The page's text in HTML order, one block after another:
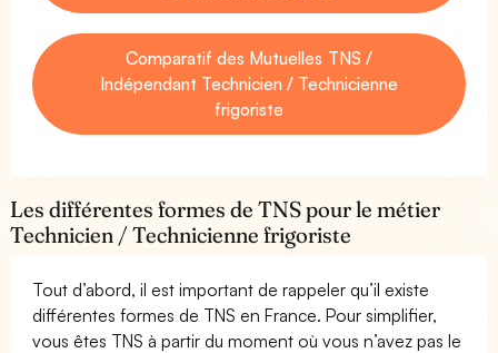
Comparatif des Mutuelles TNS /
Indépendant Technicien / Technicienne
frigoriste
Les différentes formes de TNS pour le métier
Technicien / Technicienne frigoriste
Tout d’abord, il est important de rappeler qu’il existe
différentes formes de TNS en France. Pour simplifier,
vous êtes TNS à partir du moment où vous n’avez pas le